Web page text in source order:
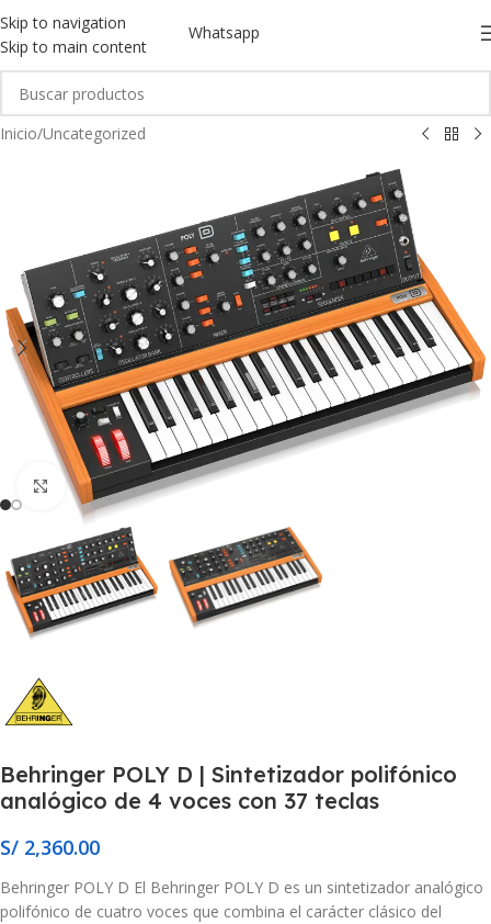
Skip to navigation
Skip to main content
Whatsapp
Inicio/Uncategorized
Click to enlarge
Behringer POLY D | Sintetizador polifónico
analógico de 4 voces con 37 teclas
S/ 2,360.00
Behringer POLY D El Behringer POLY D es un sintetizador analógico
polifónico de cuatro voces que combina el carácter clásico del